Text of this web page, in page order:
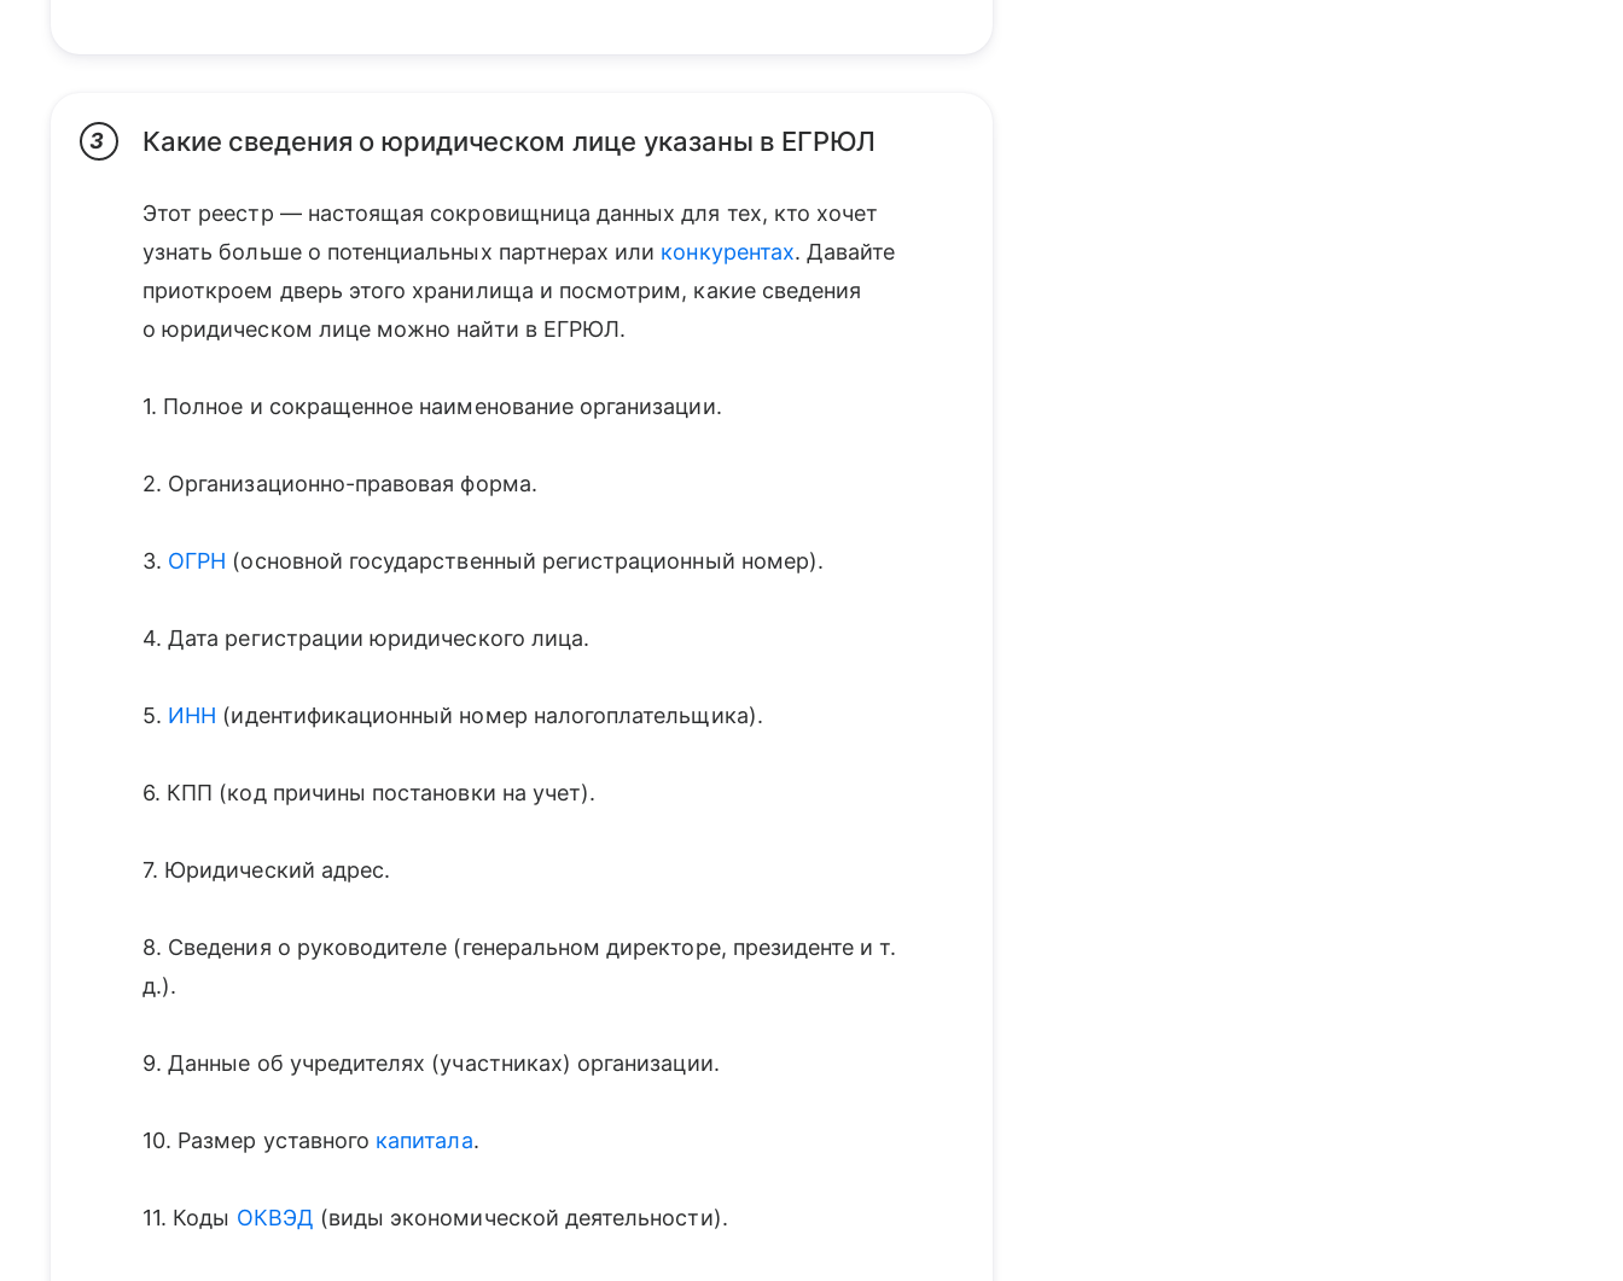
3 Какие сведения о юридическом лице указаны в ЕГРЮЛ
Этот реестр — настоящая сокровищница данных для тех, кто хочет
узнать больше о потенциальных партнерах или конкурентах. Давайте
приоткроем дверь этого хранилища и посмотрим, какие сведения
о юридическом лице можно найти в ЕГРЮЛ.
1. Полное и сокращенное наименование организации.
2. Организационно-правовая форма.
3. ОГРН (основной государственный регистрационный номер).
4. Дата регистрации юридического лица.
5. ИНН (идентификационный номер налогоплательщика).
6. КПП (код причины постановки на учет).
7. Юридический адрес.
8. Сведения о руководителе (генеральном директоре, президенте и т.
д.).
9. Данные об учредителях (участниках) организации.
10. Размер уставного капитала.
11. Коды ОКВЭД (виды экономической деятельности).